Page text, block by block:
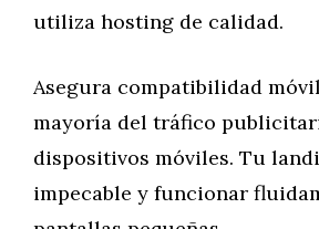
utiliza hosting de calidad.
Asegura compatibilidad
mayoría del tráfico
dispositivos móviles. Tu
impecable y funcionar